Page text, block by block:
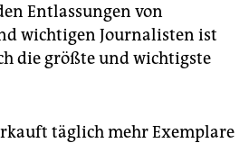
Entlassungen von
wichtigen Journalisten ist
die größte und wichtigste
täglich mehr Exemplare